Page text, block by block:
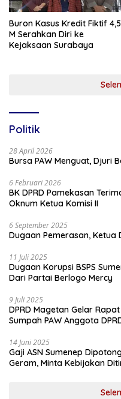
Buron Kasus Kredit Fiktif 4,5
M Serahkan Diri ke
Kejaksaan Surabaya
Politik
28 April 2026
Bursa PAW Menguat, Djuri
6 Februari 2026
BK DPRD Pamekasan
Oknum Ketua Komisi II
6 September 2025
Dugaan Pemerasan, Ketua
11 Juli 2025
Dugaan Korupsi BSPS
Dari Partai Berlogo Mercy
9 Juli 2025
DPRD Magetan Gelar
Sumpah PAW Anggota
14 Juni 2025
Gaji ASN Sumenep
Geram, Minta Kebijakan